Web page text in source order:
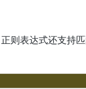
则表达式还支持